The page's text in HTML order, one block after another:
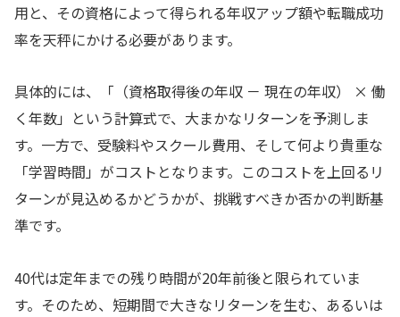
用と、その資格によって得られる年収アップ額や転職成功
率を天秤にかける必要があります。
具体的には、「（資格取得後の年収 － 現在の年収） × 働
く年数」という計算式で、大まかなリターンを予測しま
す。一方で、受験料やスクール費用、そして何より貴重な
「学習時間」がコストとなります。このコストを上回るリ
ターンが見込めるかどうかが、挑戦すべきか否かの判断基
準です。
40代は定年までの残り時間が20年前後と限られていま
す。そのため、短期間で大きなリターンを生む、あるいは